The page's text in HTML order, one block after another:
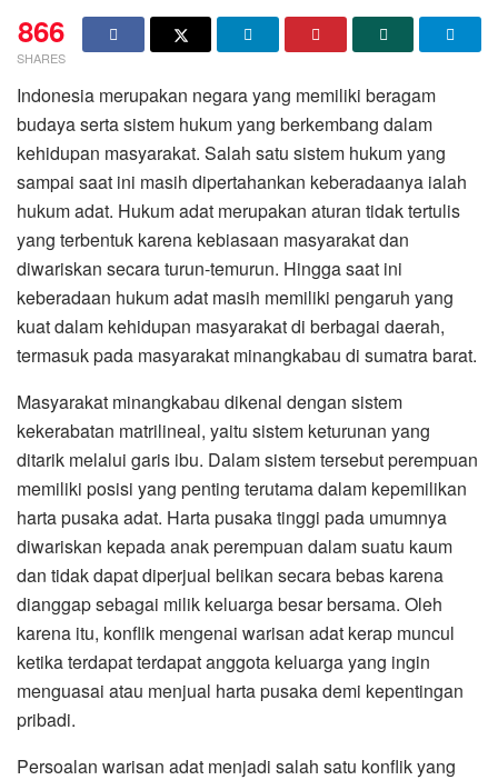
866
SHARES
Indonesia merupakan negara yang memiliki beragam
budaya serta sistem hukum yang berkembang dalam
kehidupan masyarakat. Salah satu sistem hukum yang
sampai saat ini masih dipertahankan keberadaanya ialah
hukum adat. Hukum adat merupakan aturan tidak tertulis
yang terbentuk karena kebiasaan masyarakat dan
diwariskan secara turun-temurun. Hingga saat ini
keberadaan hukum adat masih memiliki pengaruh yang
kuat dalam kehidupan masyarakat di berbagai daerah,
termasuk pada masyarakat minangkabau di sumatra barat.
Masyarakat minangkabau dikenal dengan sistem
kekerabatan matrilineal, yaitu sistem keturunan yang
ditarik melalui garis ibu. Dalam sistem tersebut perempuan
memiliki posisi yang penting terutama dalam kepemilikan
harta pusaka adat. Harta pusaka tinggi pada umumnya
diwariskan kepada anak perempuan dalam suatu kaum
dan tidak dapat diperjual belikan secara bebas karena
dianggap sebagai milik keluarga besar bersama. Oleh
karena itu, konflik mengenai warisan adat kerap muncul
ketika terdapat terdapat anggota keluarga yang ingin
menguasai atau menjual harta pusaka demi kepentingan
pribadi.
Persoalan warisan adat menjadi salah satu konflik yang